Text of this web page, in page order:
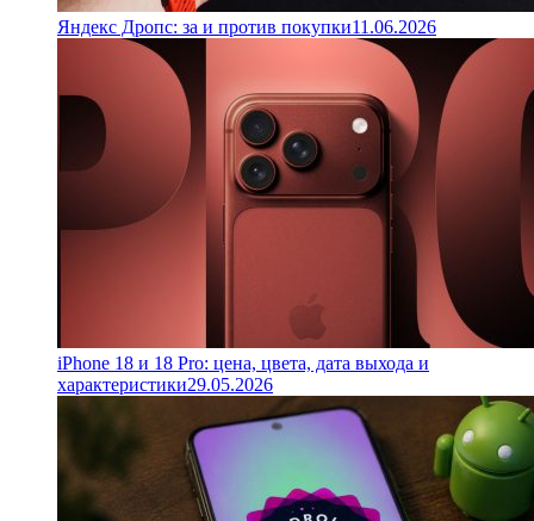
Яндекс Дропс: за и против покупки11.06.2026
iPhone 18 и 18 Pro: цена, цвета, дата выхода и
характеристики29.05.2026